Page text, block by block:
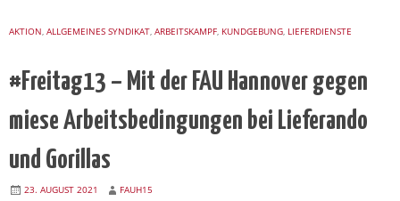
AKTION, ALLGEMEINES SYNDIKAT, ARBEITSKAMPF, KUNDGEBUNG, LIEFERDIENSTE
#Freitag13 – Mit der FAU Hannover gegen
miese Arbeitsbedingungen bei Lieferando
und Gorillas
23. AUGUST 2021 FAUH15